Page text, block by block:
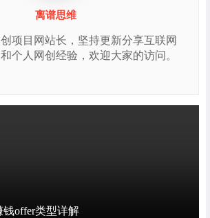
离谱思维
项目网站长，坚持更新分享互联网
个人网创经验，欢迎大家的访问。
offer类型详解